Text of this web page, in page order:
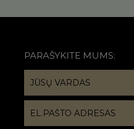
PARAŠYKITE MUMS: